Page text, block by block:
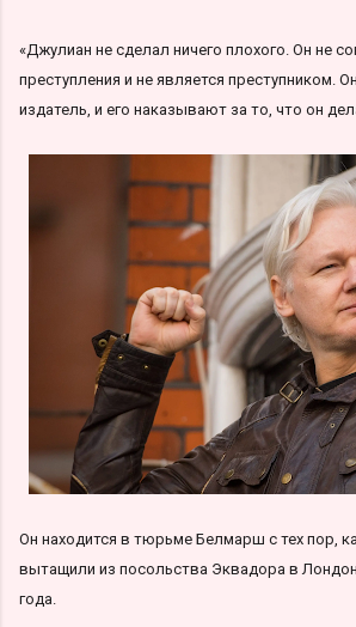
«Джулиан не сделал ничего плохого. Он не
преступления и не является преступником.
издатель, и его наказывают за то, что он
Он находится в тюрьме Белмарш с тех пор,
вытащили из посольства Эквадора в
года.